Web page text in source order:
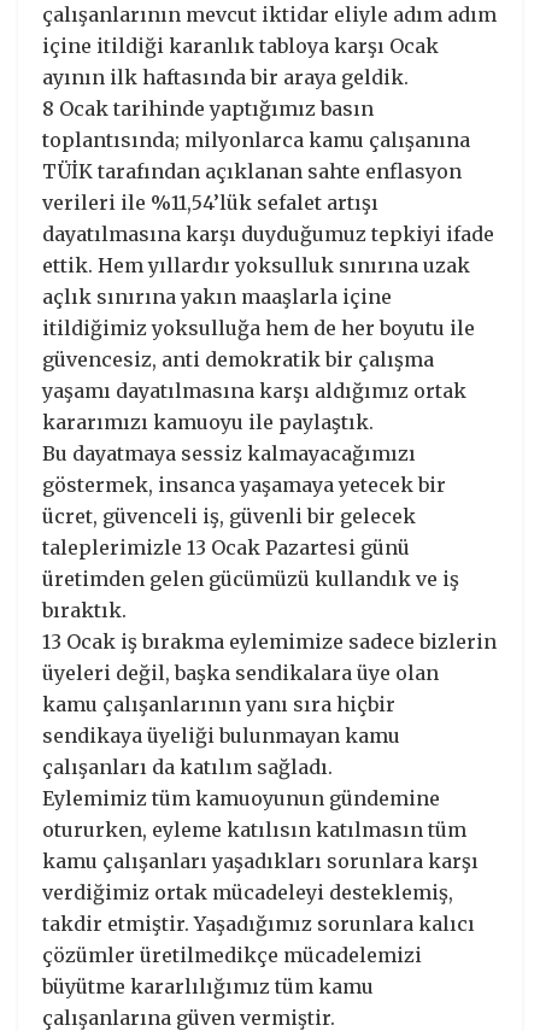
çalışanlarının mevcut iktidar eliyle adım adım
içine itildiği karanlık tabloya karşı Ocak
ayının ilk haftasında bir araya geldik.
8 Ocak tarihinde yaptığımız basın
toplantısında; milyonlarca kamu çalışanına
TÜİK tarafından açıklanan sahte enflasyon
verileri ile %11,54’lük sefalet artışı
dayatılmasına karşı duyduğumuz tepkiyi ifade
ettik. Hem yıllardır yoksulluk sınırına uzak
açlık sınırına yakın maaşlarla içine
itildiğimiz yoksulluğa hem de her boyutu ile
güvencesiz, anti demokratik bir çalışma
yaşamı dayatılmasına karşı aldığımız ortak
kararımızı kamuoyu ile paylaştık.
Bu dayatmaya sessiz kalmayacağımızı
göstermek, insanca yaşamaya yetecek bir
ücret, güvenceli iş, güvenli bir gelecek
taleplerimizle 13 Ocak Pazartesi günü
üretimden gelen gücümüzü kullandık ve iş
bıraktık.
13 Ocak iş bırakma eylemimize sadece bizlerin
üyeleri değil, başka sendikalara üye olan
kamu çalışanlarının yanı sıra hiçbir
sendikaya üyeliği bulunmayan kamu
çalışanları da katılım sağladı.
Eylemimiz tüm kamuoyunun gündemine
otururken, eyleme katılısın katılmasın tüm
kamu çalışanları yaşadıkları sorunlara karşı
verdiğimiz ortak mücadeleyi desteklemiş,
takdir etmiştir. Yaşadığımız sorunlara kalıcı
çözümler üretilmedikçe mücadelemizi
büyütme kararlılığımız tüm kamu
çalışanlarına güven vermiştir.